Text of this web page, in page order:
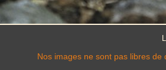
Nos images ne sont pas libres